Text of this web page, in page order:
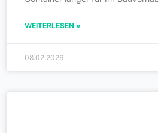
WEITERLESEN »
08.02.2026